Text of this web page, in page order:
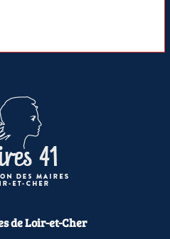
de Loir-et-Cher